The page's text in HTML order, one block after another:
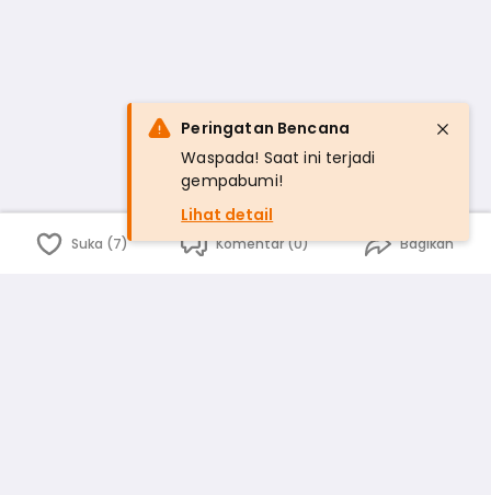
Suka (7) Komentar (0) Bagikan
Peringatan Bencana
Waspada! Saat ini terjadi
gempabumi!
Lihat detail